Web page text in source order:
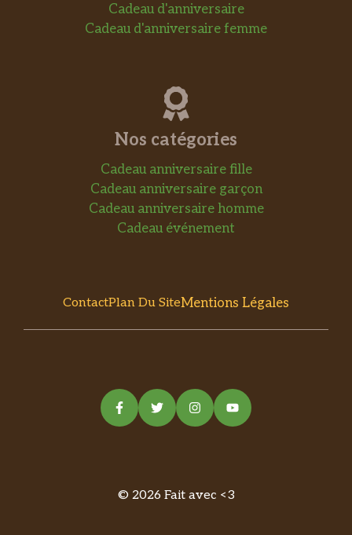
Cadeau d'anniversaire
Cadeau d'anniversaire femme
Nos catégories
Cadeau anniversaire fille
Cadeau anniversaire garçon
Cadeau anniversaire homme
Cadeau événement
ContactPlan Du SiteMentions Légales
© 2026 Fait avec <3